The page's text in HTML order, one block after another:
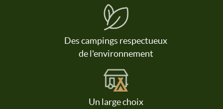
Des campings respectueux
de l'environnement
Un large choix